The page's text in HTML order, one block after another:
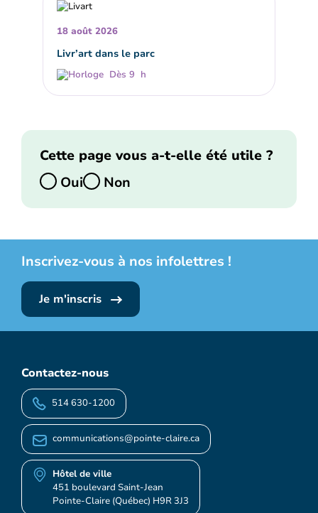
18 août 2026
Livr’art dans le parc
Dès 9 h
Cette page vous a-t-elle été utile ?
Oui
Non
Inscrivez-vous à nos infolettres !
Je m'inscris
Contactez-nous
514 630-1200
communications@pointe-claire.ca
Hôtel de ville
451 boulevard Saint-Jean
Pointe-Claire (Québec) H9R 3J3